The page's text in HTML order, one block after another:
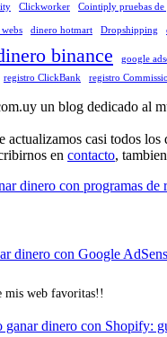
Clickworker Cointiply pruebas de
dinero hotmart Dropshipping
binance google
registro ClickBank registro
un blog dedicado al
actualizamos casi todos
en contacto,
dinero con programas
dinero con Google
mis web favoritas!!
ganar dinero con Shopify: